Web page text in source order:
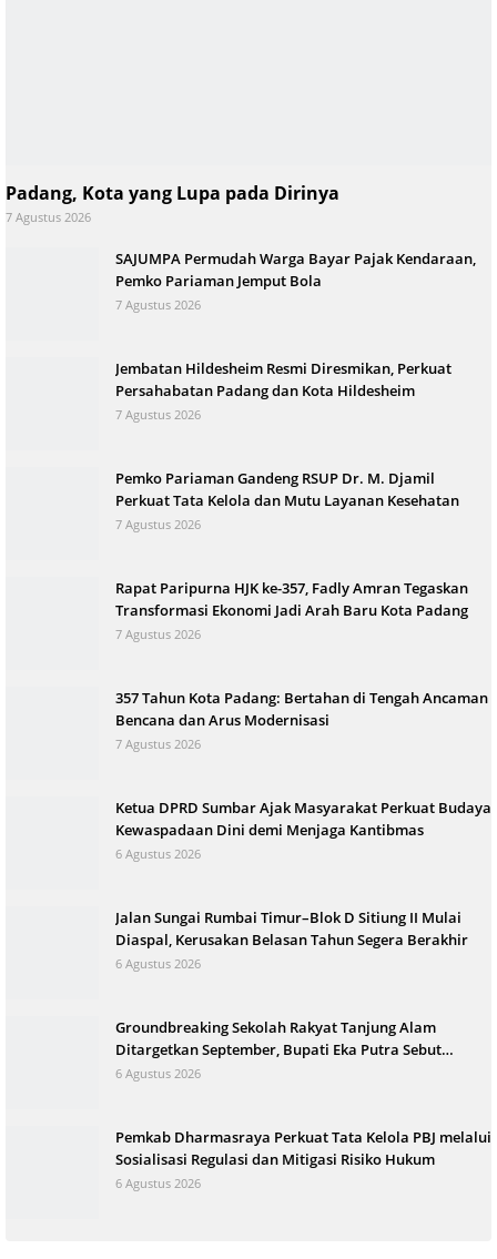
Padang, Kota yang Lupa pada Dirinya
7 Agustus 2026
SAJUMPA Permudah Warga Bayar Pajak Kendaraan,
Pemko Pariaman Jemput Bola
7 Agustus 2026
Jembatan Hildesheim Resmi Diresmikan, Perkuat
Persahabatan Padang dan Kota Hildesheim
7 Agustus 2026
Pemko Pariaman Gandeng RSUP Dr. M. Djamil
Perkuat Tata Kelola dan Mutu Layanan Kesehatan
7 Agustus 2026
Rapat Paripurna HJK ke-357, Fadly Amran Tegaskan
Transformasi Ekonomi Jadi Arah Baru Kota Padang
7 Agustus 2026
357 Tahun Kota Padang: Bertahan di Tengah Ancaman
Bencana dan Arus Modernisasi
7 Agustus 2026
Ketua DPRD Sumbar Ajak Masyarakat Perkuat Budaya
Kewaspadaan Dini demi Menjaga Kantibmas
6 Agustus 2026
Jalan Sungai Rumbai Timur–Blok D Sitiung II Mulai
Diaspal, Kerusakan Belasan Tahun Segera Berakhir
6 Agustus 2026
Groundbreaking Sekolah Rakyat Tanjung Alam
Ditargetkan September, Bupati Eka Putra Sebut
Terbesar di Indonesia
6 Agustus 2026
Pemkab Dharmasraya Perkuat Tata Kelola PBJ melalui
Sosialisasi Regulasi dan Mitigasi Risiko Hukum
6 Agustus 2026